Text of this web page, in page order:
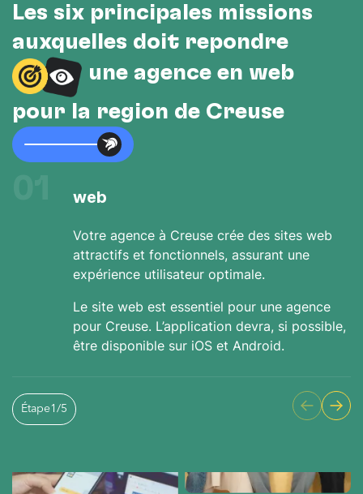
Les six principales missions
auxquelles doit répondre
une agence en web
pour la région de Creuse
web
Votre agence à Creuse crée des sites web
attractifs et fonctionnels, assurant une
expérience utilisateur optimale.
Le site web est essentiel pour une agence
pour Creuse. L’application devra, si possible,
être disponible sur iOS et Android.
Étape1 /5